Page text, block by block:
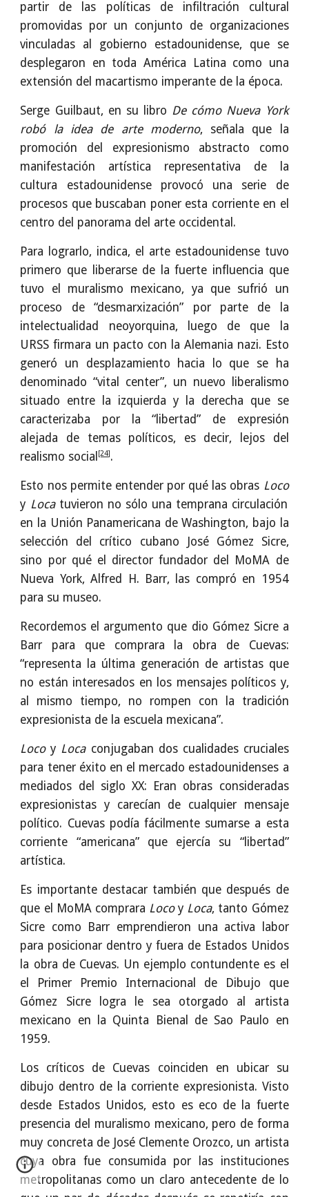
partir de las políticas de infiltración cultural
promovidas por un conjunto de organizaciones
vinculadas al gobierno estadounidense, que se
desplegaron en toda América Latina como una
extensión del macartismo imperante de la época.
Serge Guilbaut, en su libro De cómo Nueva York
robó la idea de arte moderno, señala que la
promoción del expresionismo abstracto como
manifestación artística representativa de la
cultura estadounidense provocó una serie de
procesos que buscaban poner esta corriente en el
centro del panorama del arte occidental.
Para lograrlo, indica, el arte estadounidense tuvo
primero que liberarse de la fuerte influencia que
tuvo el muralismo mexicano, ya que sufrió un
proceso de “desmarxización” por parte de la
intelectualidad neoyorquina, luego de que la
URSS firmara un pacto con la Alemania nazi. Esto
generó un desplazamiento hacia lo que se ha
denominado “vital center”, un nuevo liberalismo
situado entre la izquierda y la derecha que se
caracterizaba por la “libertad” de expresión
alejada de temas políticos, es decir, lejos del
realismo social [24] .
Esto nos permite entender por qué las obras Loco
y Locatuvieron no sólo una temprana circulación
en la Unión Panamericana de Washington, bajo la
selección del crítico cubano José Gómez Sicre,
sino por qué el director fundador del MoMA de
Nueva York, Alfred H. Barr, las compró en 1954
para su museo.
Recordemos el argumento que dio Gómez Sicre a
Barr para que comprara la obra de Cuevas:
“representa la última generación de artistas que
no están interesados en los mensajes políticos y,
al mismo tiempo, no rompen con la tradición
expresionista de la escuela mexicana”.
Locoy Locaconjugaban dos cualidades cruciales
para tener éxito en el mercado estadounidenses a
mediados del siglo XX: Eran obras consideradas
expresionistas y carecían de cualquier mensaje
político. Cuevas podía fácilmente sumarse a esta
corriente “americana” que ejercía su “libertad”
artística.
Es importante destacar también que después de
que el MoMA comprara Locoy Loca, tanto Gómez
Sicre como Barr emprendieron una activa labor
para posicionar dentro y fuera de Estados Unidos
la obra de Cuevas. Un ejemplo contundente es el
el Primer Premio Internacional de Dibujo que
Gómez Sicre logra le sea otorgado al artista
mexicano en la Quinta Bienal de Sao Paulo en
1959.
Los críticos de Cuevas coinciden en ubicar su
dibujo dentro de la corriente expresionista. Visto
desde Estados Unidos, esto es eco de la fuerte
presencia del muralismo mexicano, pero de forma
muy concreta de José Clemente Orozco, un artista
cuya obra fue consumida por las instituciones
metropolitanas como un claro antecedente de lo